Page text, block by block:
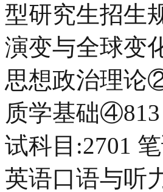
型研究生招生
演变与全球变
思想政治理论
质学基础
试科目:2701
英语口语与听